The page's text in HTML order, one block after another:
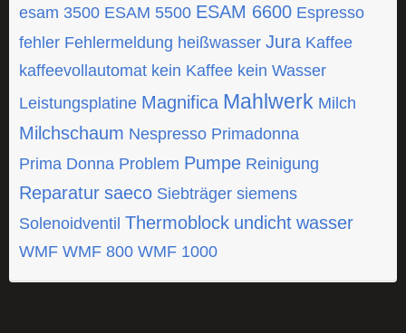
esam 3500 ESAM 5500 ESAM 6600 Espresso
fehler Fehlermeldung heißwasser Jura Kaffee
kaffeevollautomat kein Kaffee kein Wasser
Leistungsplatine Magnifica Mahlwerk Milch
Milchschaum Nespresso Primadonna
Prima Donna Problem Pumpe Reinigung
Reparatur saeco Siebträger siemens
Solenoidventil Thermoblock undicht wasser
WMF WMF 800 WMF 1000